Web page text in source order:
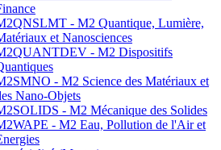
- M2 Quantique, Lumière,
et Nanosciences
- M2 Dispositifs
- M2 Science des Matériaux et
Nano-Objets
- M2 Mécanique des Solides
- M2 Eau, Pollution de l'Air et